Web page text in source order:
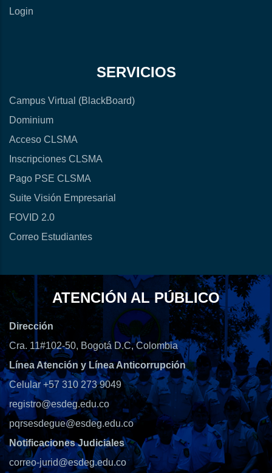
Login
SERVICIOS
Campus Virtual (BlackBoard)
Dominium
Acceso CLSMA
Inscripciones CLSMA
Pago PSE CLSMA
Suite Visión Empresarial
FOVID 2.0
Correo Estudiantes
ATENCIÓN AL PÚBLICO
Dirección
Cra. 11#102-50, Bogotá D.C, Colombia
Línea Atención y Línea Anticorrupción
Celular +57 310 273 9049
registro@esdeg.edu.co
pqrsesdegue@esdeg.edu.co
Notificaciones Judiciales
correo-jurid@esdeg.edu.co